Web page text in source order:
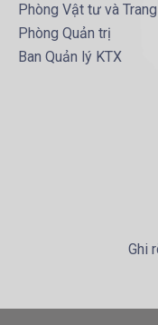
Phòng Vật tư và
Phòng Quản trị
Ban Quản lý KTX
Ghi